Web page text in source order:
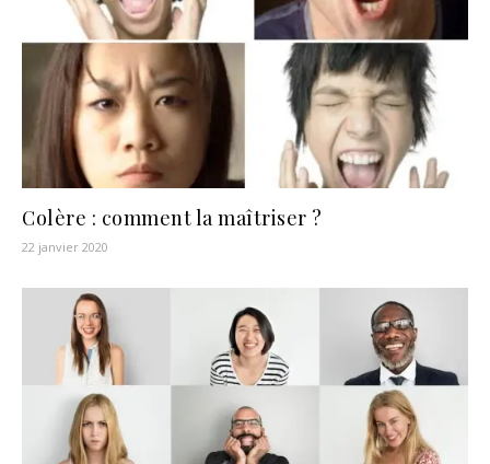
Colère : comment la maîtriser ?
22 janvier 2020